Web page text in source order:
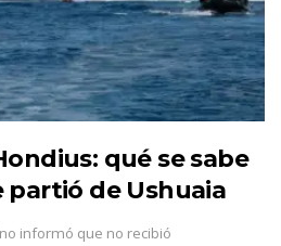
qué se sabe
partió de Ushuaia
informó que no recibió